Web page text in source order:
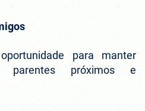
para manter
próximos e